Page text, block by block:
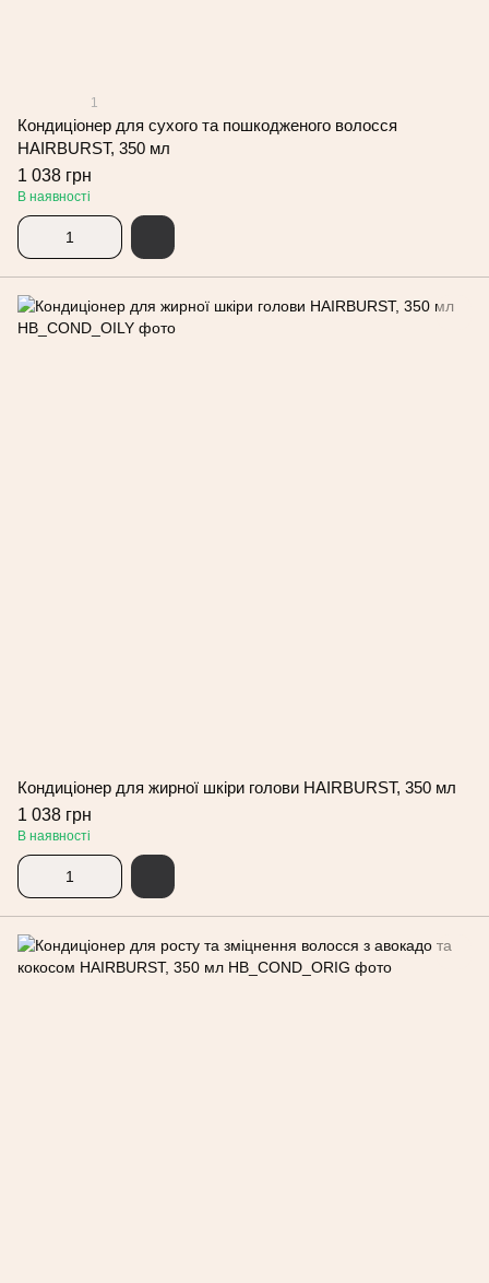
1
Кондиціонер для сухого та пошкодженого волосся
HAIRBURST, 350 мл
1 038 грн
В наявності
Кондиціонер для жирної шкіри голови HAIRBURST, 350 мл
1 038 грн
В наявності